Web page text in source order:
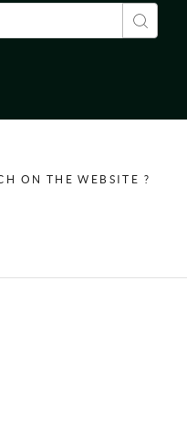
ON THE WEBSITE ?